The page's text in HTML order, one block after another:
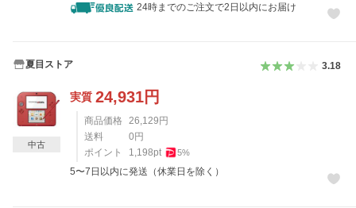
24時までのご注文で2日以内にお届け
夏目ストア 3.18
実質 24,931円
商品価格 26,129 円
送料
0 円
ポイント
1,198pt 5%
5〜7日以内に発送（休業日を除く）
中古